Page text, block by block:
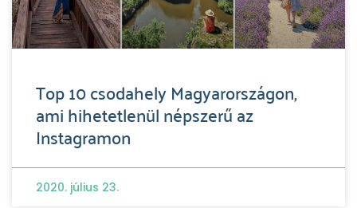
Top 10 csodahely Magyarországon,
ami hihetetlenül népszerű az
Instagramon
2020. július 23.